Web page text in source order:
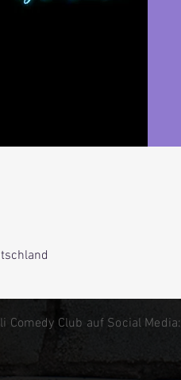
Comedy Club auf Social Media: